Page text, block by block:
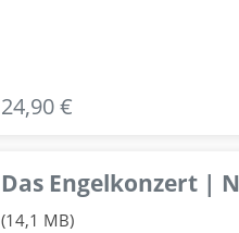
24,90 €
Das Engelkonzert |
(14,1 MB)